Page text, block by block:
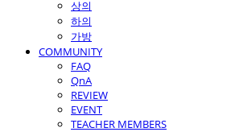
상의
하의
가방
COMMUNITY
FAQ
QnA
REVIEW
EVENT
TEACHER MEMBERS